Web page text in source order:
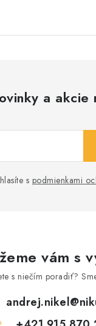
a akcie
s podmienkami
vám s
s niečím poradiť?
andrej.nikel@